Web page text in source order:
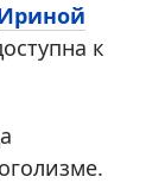
к